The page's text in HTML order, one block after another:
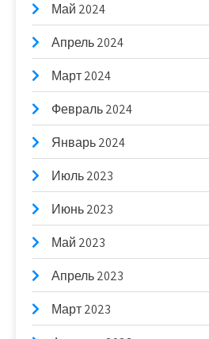
Май 2024
Апрель 2024
Март 2024
Февраль 2024
Январь 2024
Июль 2023
Июнь 2023
Май 2023
Апрель 2023
Март 2023